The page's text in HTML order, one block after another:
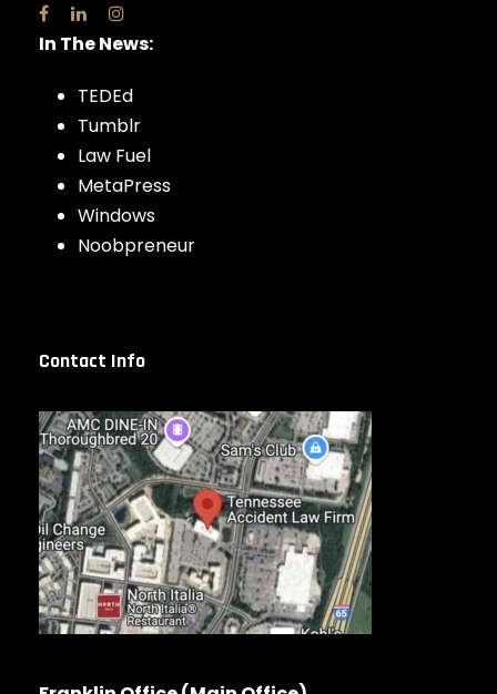
In The News:
TEDEd
Tumblr
Law Fuel
MetaPress
Windows
Noobpreneur
Contact Info